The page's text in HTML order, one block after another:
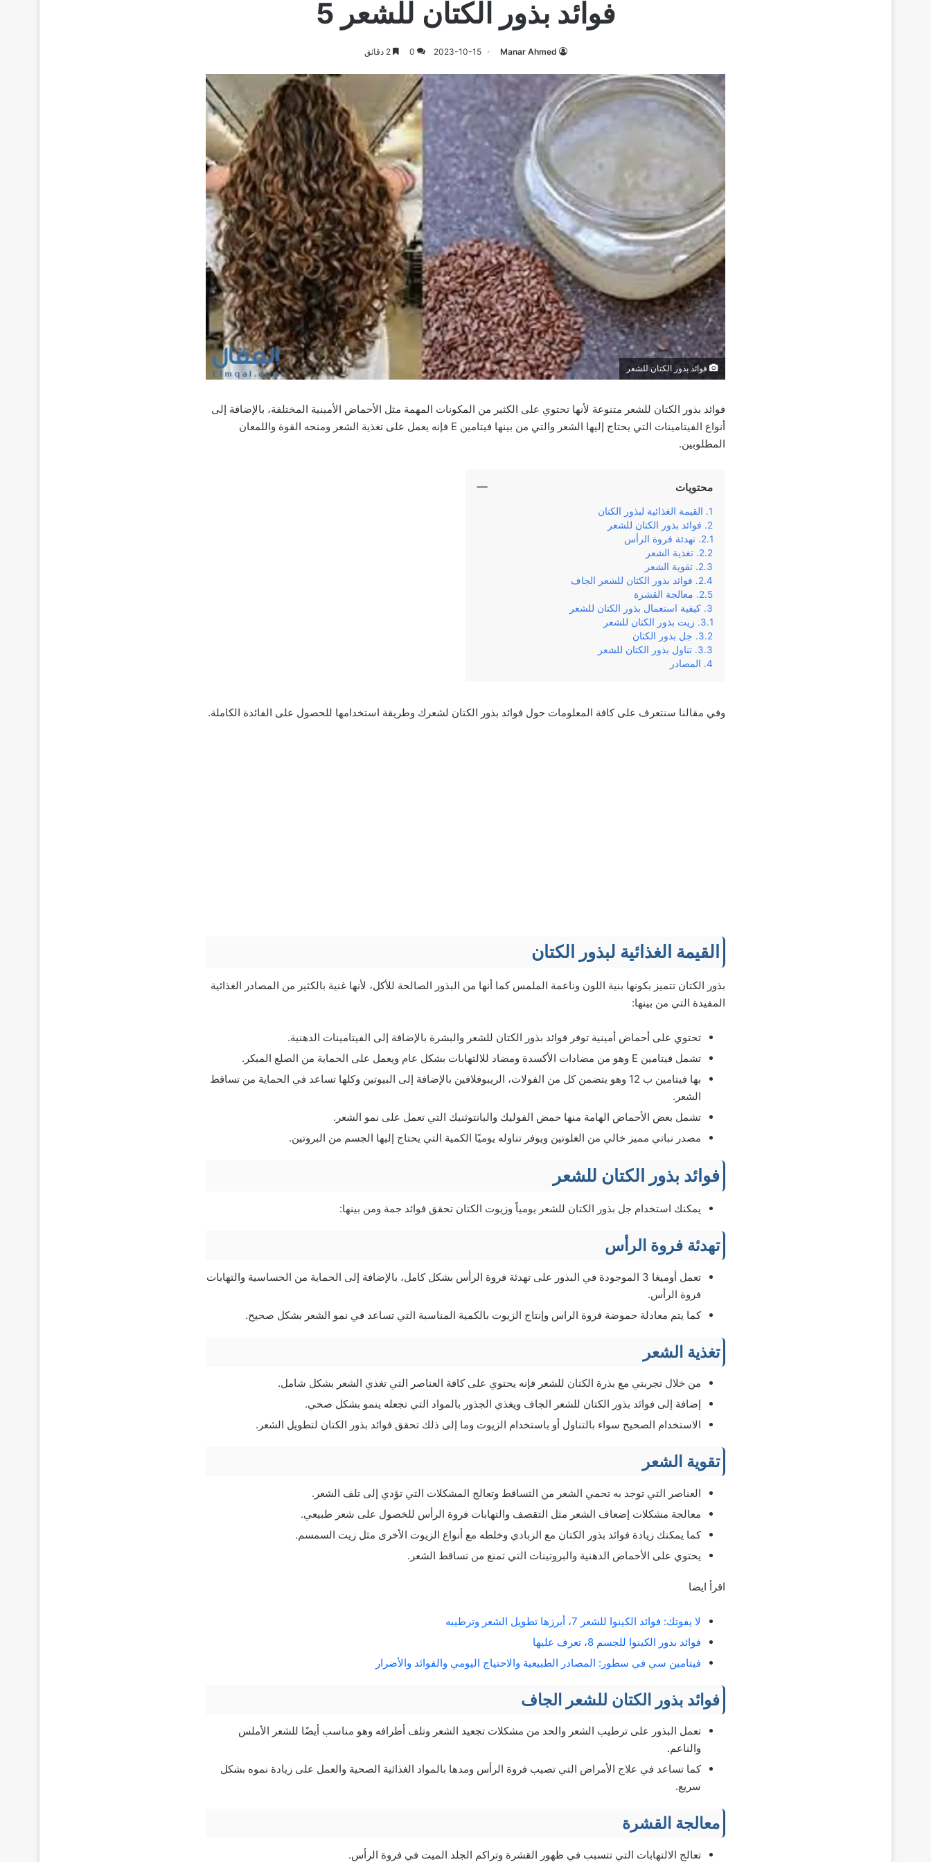
فوائد بذور الكتان للشعر 5
Manar Ahmed
2023-10-15
0 2 دقائق
فوائد بذور الكتان للشعر
فوائد بذور الكتان للشعر متنوعة لأنها تحتوي على الكثير من المكونات المهمة مثل الأحماض الأمينية المختلفة، بالإضافة إلى
أنواع الفيتامينات التي يحتاج إليها الشعر والتي من بينها فيتامين E فإنه يعمل على تغذية الشعر ومنحه القوة واللمعان
المطلوبين.
محتويات
القيمة الغذائية لبذور الكتان
فوائد بذور الكتان للشعر
تهدئة فروة الرأس
تغذية الشعر
تقوية الشعر
فوائد بذور الكتان للشعر الجاف
معالجة القشرة
كيفية استعمال بذور الكتان للشعر
زيت بذور الكتان للشعر
جل بذور الكتان
تناول بذور الكتان للشعر
المصادر
وفي مقالنا سنتعرف على كافة المعلومات حول فوائد بذور الكتان لشعرك وطريقة استخدامها للحصول على الفائدة الكاملة.
القيمة الغذائية لبذور الكتان
بذور الكتان تتميز بكونها بنية اللون وناعمة الملمس كما أنها من البذور الصالحة للأكل، لأنها غنية بالكثير من المصادر الغذائية
المفيدة التي من بينها:
تحتوي على أحماض أمينية توفر فوائد بذور الكتان للشعر والبشرة بالإضافة إلى الفيتامينات الدهنية.
تشمل فيتامين E وهو من مضادات الأكسدة ومضاد للالتهابات بشكل عام ويعمل على الحماية من الصلع المبكر.
بها فيتامين ب 12 وهو يتضمن كل من الفولات، الريبوفلافين بالإضافة إلى البيوتين وكلها تساعد في الحماية من تساقط
الشعر.
تشمل بعض الأحماض الهامة منها حمض الفوليك والبانتوثنيك التي تعمل على نمو الشعر.
مصدر نباتي مميز خالي من الغلوتين ويوفر تناوله يوميًا الكمية التي يحتاج إليها الجسم من البروتين.
فوائد بذور الكتان للشعر
يمكنك استخدام جل بذور الكتان للشعر يومياً وزيوت الكتان تحقق فوائد جمة ومن بينها:
تهدئة فروة الرأس
تعمل أوميغا 3 الموجودة في البذور على تهدئة فروة الرأس بشكل كامل، بالإضافة إلى الحماية من الحساسية والتهابات
فروة الرأس.
كما يتم معادلة حموضة فروة الراس وإنتاج الزيوت بالكمية المناسبة التي تساعد في نمو الشعر بشكل صحيح.
تغذية الشعر
من خلال تجربتي مع بذرة الكتان للشعر فإنه يحتوي على كافة العناصر التي تغذي الشعر بشكل شامل.
إضافة إلى فوائد بذور الكتان للشعر الجاف ويغذي الجذور بالمواد التي تجعله ينمو بشكل صحي.
الاستخدام الصحيح سواء بالتناول أو باستخدام الزيوت وما إلى ذلك تحقق فوائد بذور الكتان لتطويل الشعر.
تقوية الشعر
العناصر التي توجد به تحمي الشعر من التساقط وتعالج المشكلات التي تؤدي إلى تلف الشعر.
معالجة مشكلات إضعاف الشعر مثل التقصف والتهابات فروة الرأس للخصول على شعر طبيعي.
كما يمكنك زيادة فوائد بذور الكتان مع الزبادي وخلطه مع أنواع الزيوت الأخرى مثل زيت السمسم.
يحتوي على الأحماض الدهنية والبروتينات التي تمنع من تساقط الشعر.
اقرأ ايضا
لا يفوتك: فوائد الكينوا للشعر 7، أبرزها تطويل الشعر وترطيبه
فوائد بذور الكينوا للجسم 8، تعرف عليها
فيتامين سي في سطور: المصادر الطبيعية والاحتياج اليومي والفوائد والأضرار
فوائد بذور الكتان للشعر الجاف
تعمل البذور على ترطيب الشعر والحد من مشكلات تجعيد الشعر وتلف أطرافه وهو مناسب أيضًا للشعر الأملس
والناعم.
كما تساعد في علاج الأمراض التي تصيب فروة الرأس ومدها بالمواد الغذائية الصحية والعمل على زيادة نموه بشكل
سريع.
معالجة القشرة
تعالج الالتهابات التي تتسبب في ظهور القشرة وتراكم الجلد الميت في فروة الرأس.